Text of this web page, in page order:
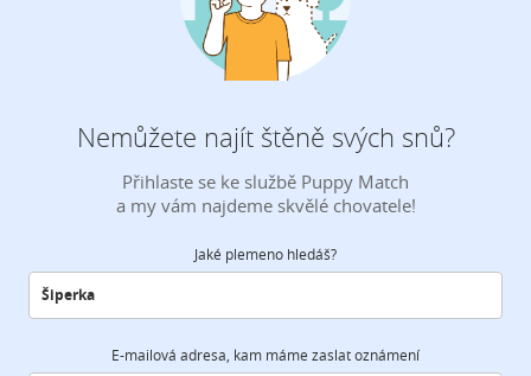
Nemůžete najít štěně svých snů?
Přihlaste se ke službě Puppy Match
a my vám najdeme skvělé chovatele!
Jaké plemeno hledáš?
E-mailová adresa, kam máme zaslat oznámení